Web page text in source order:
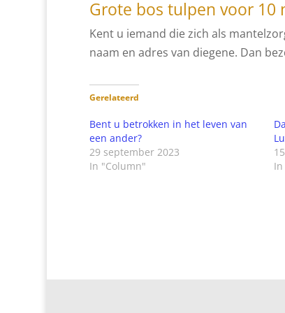
Grote bos tulpen voor 10
Kent u iemand die zich als
naam en adres van diegene. Dan
Gerelateerd
Bent u betrokken in het leven van
een ander?
29 september 2023
In "Column"